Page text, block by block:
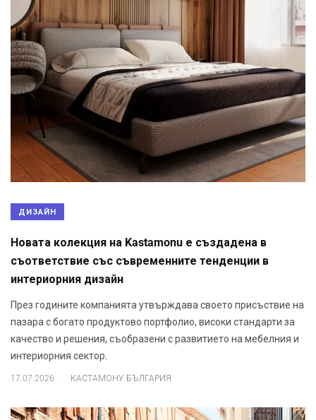
ДИЗАЙН
Новата колекция на Kastamonu е създадена в
съответствие със съвременните тенденции в
интериорния дизайн
През годините компанията утвърждава своето присъствие на
пазара с богато продуктово портфолио, високи стандарти за
качество и решения, съобразени с развитието на мебелния и
интериорния сектор.
17.07.2026 . КАСТАМОНУ БЪЛГАРИЯ